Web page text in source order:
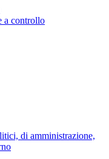
a controllo
di amministrazione,